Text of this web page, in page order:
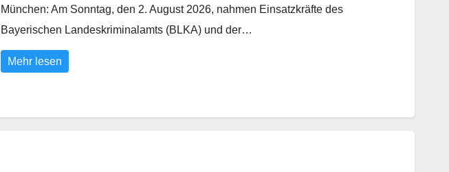
München: Am Sonntag, den 2. August 2026, nahmen Einsatzkräfte des
Bayerischen Landeskriminalamts (BLKA) und der…
Mehr lesen